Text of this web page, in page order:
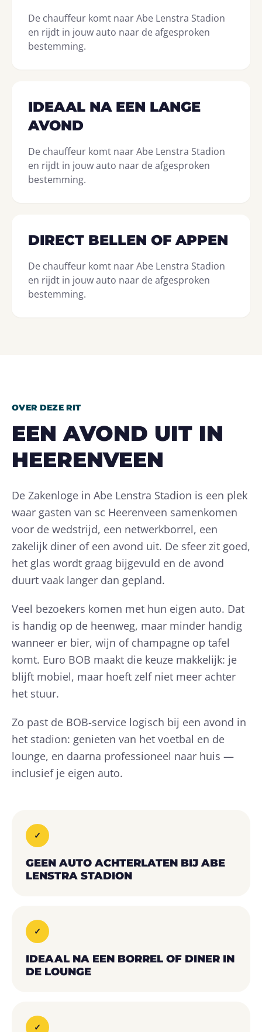
De chauffeur komt naar Abe Lenstra Stadion
en rijdt in jouw auto naar de afgesproken
bestemming.
IDEAAL NA EEN LANGE
AVOND
De chauffeur komt naar Abe Lenstra Stadion
en rijdt in jouw auto naar de afgesproken
bestemming.
DIRECT BELLEN OF APPEN
De chauffeur komt naar Abe Lenstra Stadion
en rijdt in jouw auto naar de afgesproken
bestemming.
OVER DEZE RIT
EEN AVOND UIT IN
HEERENVEEN
De Zakenloge in Abe Lenstra Stadion is een plek
waar gasten van sc Heerenveen samenkomen
voor de wedstrijd, een netwerkborrel, een
zakelijk diner of een avond uit. De sfeer zit goed,
het glas wordt graag bijgevuld en de avond
duurt vaak langer dan gepland.
Veel bezoekers komen met hun eigen auto. Dat
is handig op de heenweg, maar minder handig
wanneer er bier, wijn of champagne op tafel
komt. Euro BOB maakt die keuze makkelijk: je
blijft mobiel, maar hoeft zelf niet meer achter
het stuur.
Zo past de BOB-service logisch bij een avond in
het stadion: genieten van het voetbal en de
lounge, en daarna professioneel naar huis —
inclusief je eigen auto.
✓
GEEN AUTO ACHTERLATEN BIJ ABE
LENSTRA STADION
✓
IDEAAL NA EEN BORREL OF DINER IN
DE LOUNGE
✓